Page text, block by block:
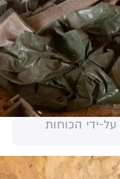
ידי הכוחות